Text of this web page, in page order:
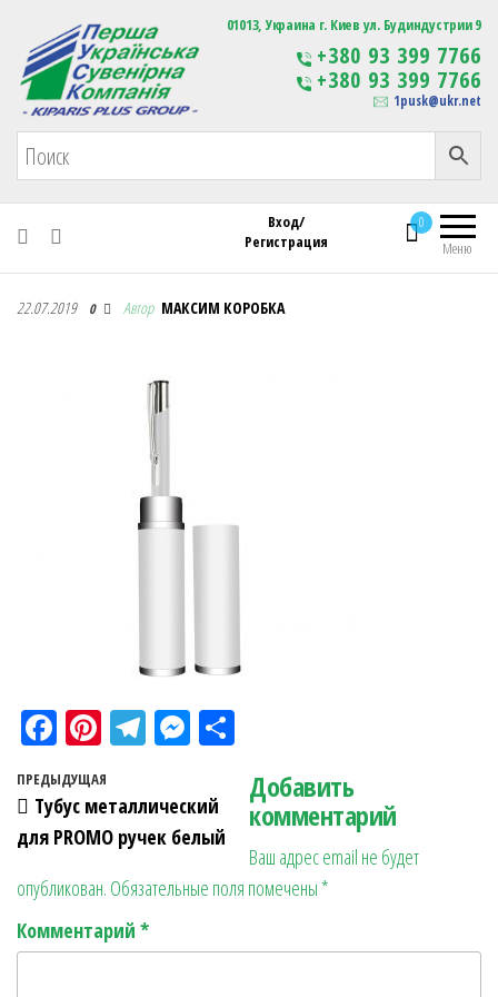
Первая Украинская Сувенирная Компания Изготовление
сувенирной продукции
с логотипом
01013, Украина г. Киев ул. Будиндустрии 9
+380 93 399 7766
+380 93 399 7766
1pusk@ukr.net
Меню
0
Вход/
Регистрация
Первая Украинская Сувенирная Компания
22.07.2019 0 Автор МАКСИМ КОРОБКА
Fa
ce
bo
ok
Pi
nt
er
es
t
Te
gr
a
M
se
n
r
ра
в
ит
ь
Навигация по записям
Предыдущая запись
ПРЕДЫДУЩАЯ
Тубус металлический
для PROMO ручек белый
Добавить
комментарий
Ваш адрес email не будет
опубликован. Обязательные поля помечены *
Комментарий *